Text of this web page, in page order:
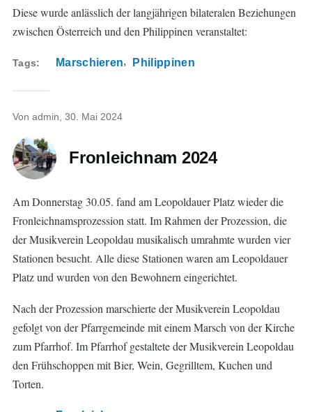
Diese wurde anlässlich der langjährigen bilateralen Beziehungen
zwischen Österreich und den Philippinen veranstaltet:
Tags Marschieren Philippinen
Von admin , 30. Mai 2024
Fronleichnam 2024
Am Donnerstag 30.05. fand am Leopoldauer Platz wieder die
Fronleichnamsprozession statt. Im Rahmen der Prozession, die
der Musikverein Leopoldau musikalisch umrahmte wurden vier
Stationen besucht. Alle diese Stationen waren am Leopoldauer
Platz und wurden von den Bewohnern eingerichtet.
Nach der Prozession marschierte der Musikverein Leopoldau
gefolgt von der Pfarrgemeinde mit einem Marsch von der Kirche
zum Pfarrhof. Im Pfarrhof gestaltete der Musikverein Leopoldau
den Frühschoppen mit Bier, Wein, Gegrilltem, Kuchen und
Torten.